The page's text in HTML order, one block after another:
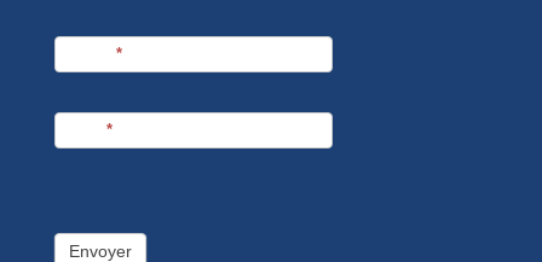
*
*
Envoyer